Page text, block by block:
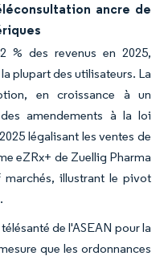
ancre de
% des revenus en 2025,
plupart des utilisateurs. La
en croissance à un
amendements à la loi
légalisant les ventes de
eZRx+ de Zuellig Pharma
illustrant le pivot
de l'ASEAN pour la
que les ordonnances